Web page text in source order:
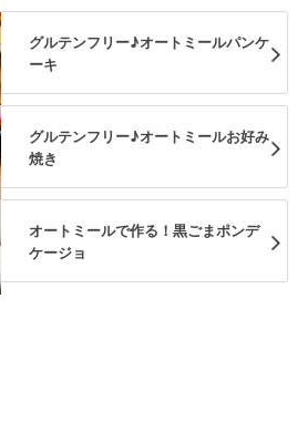
グルテンフリー♪オートミールパンケ
ーキ
グルテンフリー♪オートミールお好み
焼き
オートミールで作る！黒ごまポンデ
ケージョ